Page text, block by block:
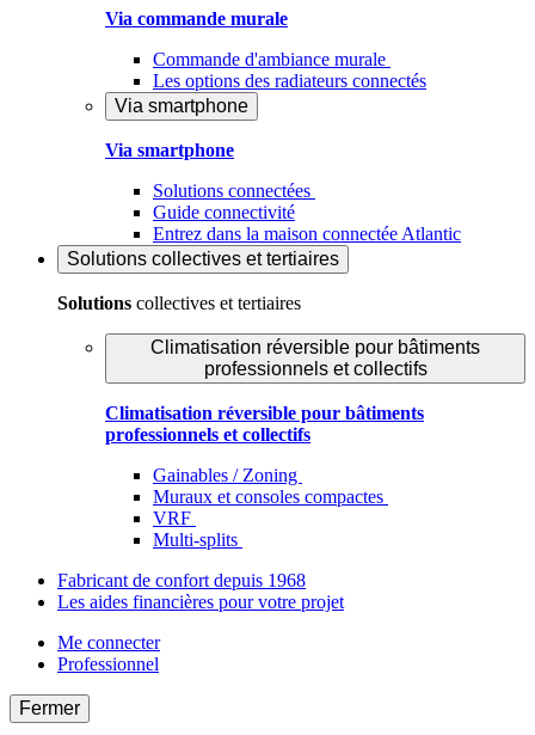
Via commande murale
Commande d'ambiance murale
Les options des radiateurs connectés
Via smartphone
Via smartphone
Solutions connectées
Guide connectivité
Entrez dans la maison connectée Atlantic
Solutions collectives et tertiaires
Solutions collectives et tertiaires
Climatisation réversible pour bâtiments
professionnels et collectifs
Climatisation réversible pour bâtiments
professionnels et collectifs
Gainables / Zoning
Muraux et consoles compactes
VRF
Multi-splits
Fabricant de confort depuis 1968
Les aides financières pour votre projet
Me connecter
Professionnel
Fermer